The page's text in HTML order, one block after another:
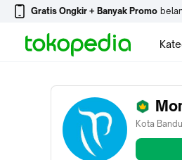
Gratis Ongkir + Banyak Promo
Kota